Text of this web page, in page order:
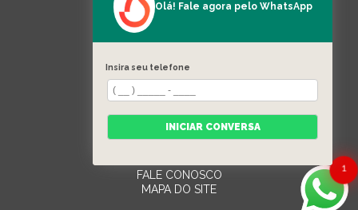
SIGA-NOS
MENU
HOME
QUEM SOMOS
SERVIÇOS
FALE CONOSCO
MAPA DO SITE
1
Olá! Fale agora pelo WhatsApp
Insira seu telefone
INICIAR CONVERSA